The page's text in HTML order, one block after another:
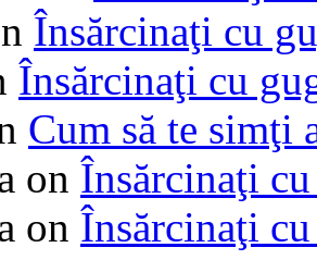
Însărcinaţi cu
Însărcinaţi cu
Cum să te simţi
on Însărcinaţi
on Însărcinaţi